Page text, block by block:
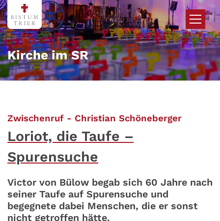
Zum Inhalt springen
Kirche im SR
Zwischenruf - Christian Schöneberger:
Loriot, die Taufe –
Spurensuche
Victor von Bülow begab sich 60 Jahre nach
seiner Taufe auf Spurensuche und
begegnete dabei Menschen, die er sonst
nicht getroffen hätte.